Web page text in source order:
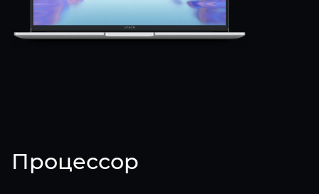
Процессор